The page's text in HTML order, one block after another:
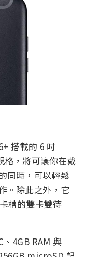
搭載的 6 吋
格，將可讓你在戴
同時，可以輕鬆
。除此之外，它
槽的雙卡雙待
4GB RAM 與